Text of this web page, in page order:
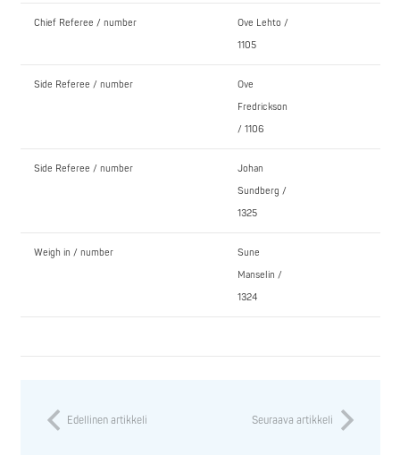
Chief Referee / number
Ove Lehto /
1105
Side Referee / number
Ove
Fredrickson
/ 1106
Side Referee / number
Johan
Sundberg /
1325
Weigh in / number
Sune
Manselin /
1324
Edellinen artikkeli Seuraava artikkeli